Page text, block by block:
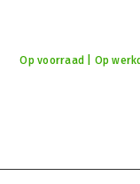
Op voorraad | Op